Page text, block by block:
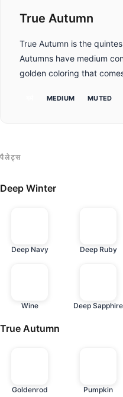
True Autumn
True Autumn is the
Autumns have medium
golden coloring that
MEDIUM MUTED
पैलेट्स
Deep Winter
Deep Navy Deep Ruby
Wine Deep Sapphire
True Autumn
Goldenrod Pumpkin